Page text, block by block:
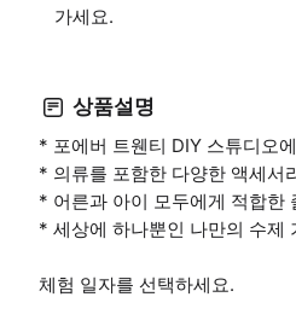
가세요.
상품설명
* 포에버 트웬티 DIY 스튜디오
* 의류를 포함한 다양한 액세서
* 어른과 아이 모두에게 적합한
* 세상에 하나뿐인 나만의 수제
체험 일자를 선택하세요.